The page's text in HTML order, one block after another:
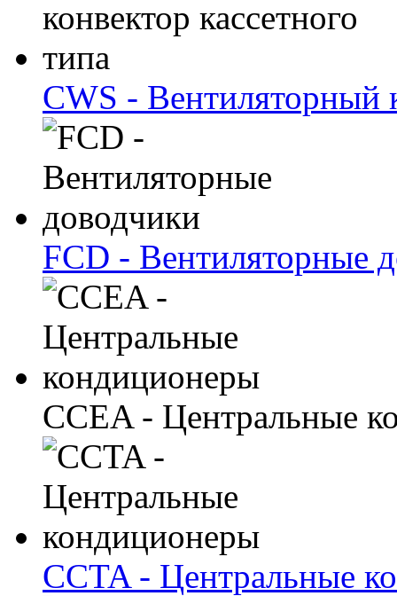
CWS - Вентиляторный
FCD - Вентиляторные
CCEA - Центральные
CCTA - Центральные